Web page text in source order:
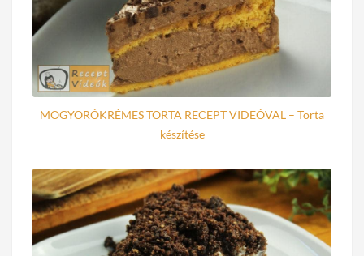
MOGYORÓKRÉMES TORTA RECEPT VIDEÓVAL – Torta
készítése